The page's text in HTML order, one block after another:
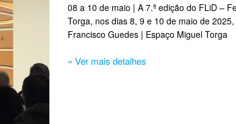
08 a 10 de maio | A 7.ª edição do FLiD –
Torga, nos dias 8, 9 e 10 de maio de
Francisco Guedes | Espaço Miguel Torga
» Ver mais detalhes